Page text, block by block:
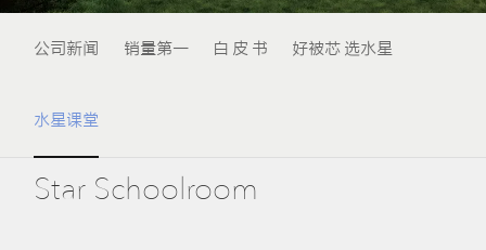
公司新闻 销量第一 白 皮 书 好被芯 选水星
水星课堂
Star Schoolroom